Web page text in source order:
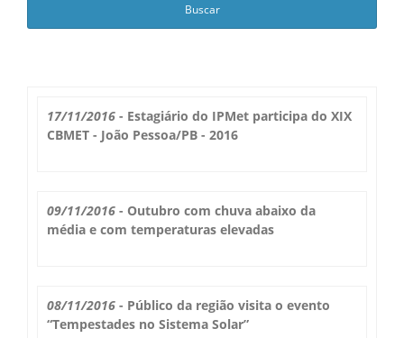
Radar Animado
Radar Cidades
Radar PPI GIS
Alertas na sua Cidade
Imagens de Satélite
Estação Meteorológica
Serviços
Laudos Meteorológicos
Solicitação de Dados
Informações
Saiba Mais
Contato
17/11/2016 - Estagiário do IPMet participa do XIX
CBMET - João Pessoa/PB - 2016
09/11/2016 - Outubro com chuva abaixo da
média e com temperaturas elevadas
08/11/2016 - Público da região visita o evento
“Tempestades no Sistema Solar”